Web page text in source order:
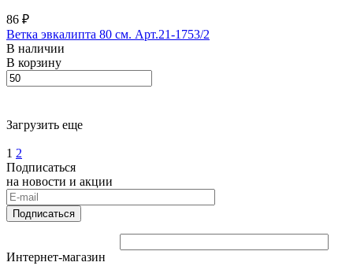
86 ₽
Ветка эвкалипта 80 см. Арт.21-1753/2
В наличии
В корзину
Загрузить еще
1 2
Подписаться
на новости и акции
Подписаться
Интернет-магазин